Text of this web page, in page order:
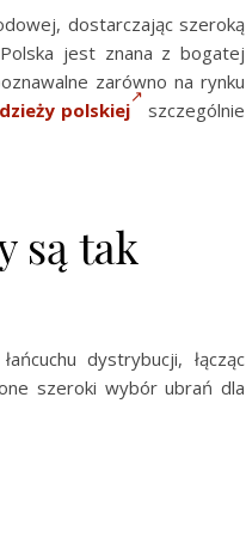
dostarczając szeroką
jest znana z bogatej
zarówno na rynku
polskiej
szczególnie
są tak
dystrybucji, łącząc
szeroki wybór ubrań dla